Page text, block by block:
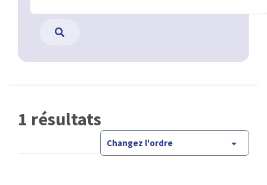
1 résultats
Changez l'ordre